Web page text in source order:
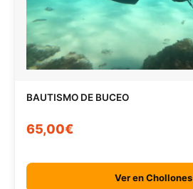
BAUTISMO DE BUCEO
65,00€
Ver en Chollones